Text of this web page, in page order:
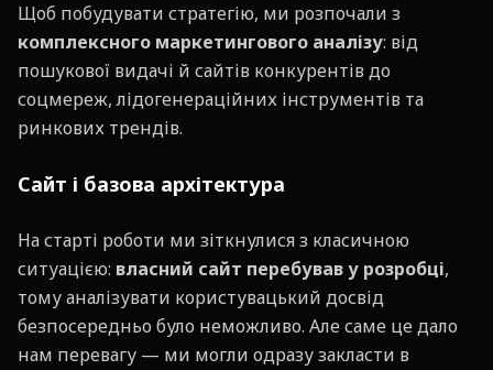
Щоб побудувати стратегію, ми розпочали з
комплексного маркетингового аналізу: від
пошукової видачі й сайтів конкурентів до
соцмереж, лідогенераційних інструментів та
ринкових трендів.
Сайт і базова архітектура
На старті роботи ми зіткнулися з класичною
ситуацією: власний сайт перебував у розробці,
тому аналізувати користувацький досвід
безпосередньо було неможливо. Але саме це дало
нам перевагу — ми могли одразу закласти в